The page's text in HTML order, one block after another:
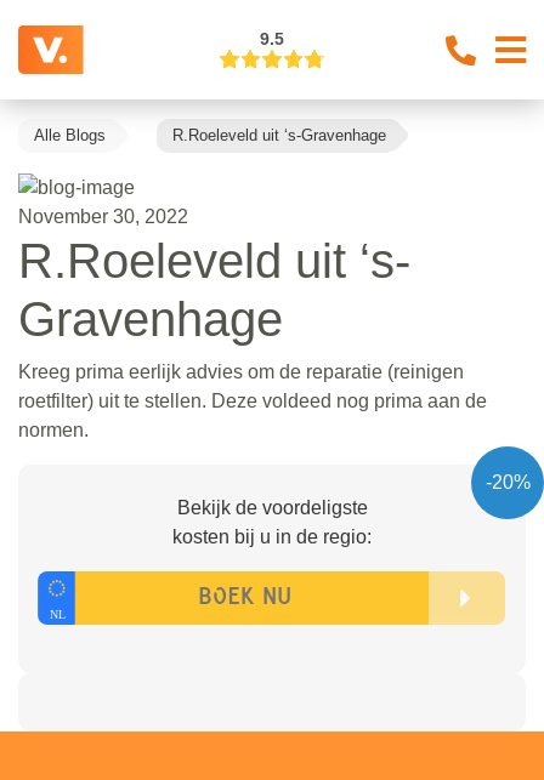
9.5
Alle Blogs R.Roeleveld uit ‘s-Gravenhage
November 30, 2022
R.Roeleveld uit ‘s-
Gravenhage
Kreeg prima eerlijk advies om de reparatie (reinigen
roetfilter) uit te stellen. Deze voldeed nog prima aan de
normen.
-20%
Bekijk de voordeligste
kosten bij u in de regio: